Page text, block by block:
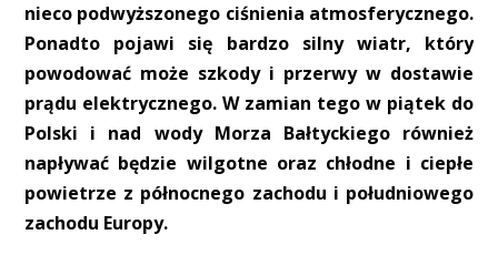
nieco podwyższonego ciśnienia atmosferycznego.
Ponadto pojawi się bardzo silny wiatr, który
powodować może szkody i przerwy w dostawie
prądu elektrycznego. W zamian tego w piątek do
Polski i nad wody Morza Bałtyckiego również
napływać będzie wilgotne oraz chłodne i ciepłe
powietrze z północnego zachodu i południowego
zachodu Europy.